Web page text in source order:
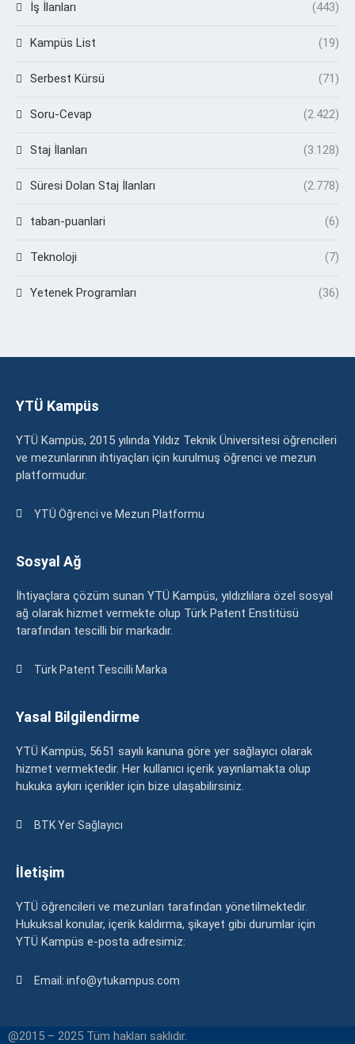
İş İlanları (443)
Kampüs List (19)
Serbest Kürsü (71)
Soru-Cevap (2.422)
Staj İlanları (3.128)
Süresi Dolan Staj İlanları (2.778)
taban-puanlari (6)
Teknoloji (7)
Yetenek Programları (36)
YTÜ Kampüs
YTÜ Kampüs, 2015 yılında Yıldız Teknik Üniversitesi öğrencileri
ve mezunlarının ihtiyaçları için kurulmuş öğrenci ve mezun
platformudur.
YTÜ Öğrenci ve Mezun Platformu
Sosyal Ağ
İhtiyaçlara çözüm sunan YTÜ Kampüs, yıldızlılara özel sosyal
ağ olarak hizmet vermekte olup Türk Patent Enstitüsü
tarafından tescilli bir markadır.
Türk Patent Tescilli Marka
Yasal Bilgilendirme
YTÜ Kampüs, 5651 sayılı kanuna göre yer sağlayıcı olarak
hizmet vermektedir. Her kullanıcı içerik yayınlamakta olup
hukuka aykırı içerikler için bize ulaşabilirsiniz.
BTK Yer Sağlayıcı
İletişim
YTÜ öğrencileri ve mezunları tarafından yönetilmektedir.
Hukuksal konular, içerik kaldırma, şikayet gibi durumlar için
YTÜ Kampüs e-posta adresimiz:
Email: info@ytukampus.com
@2015 – 2025 Tüm hakları saklıdır.